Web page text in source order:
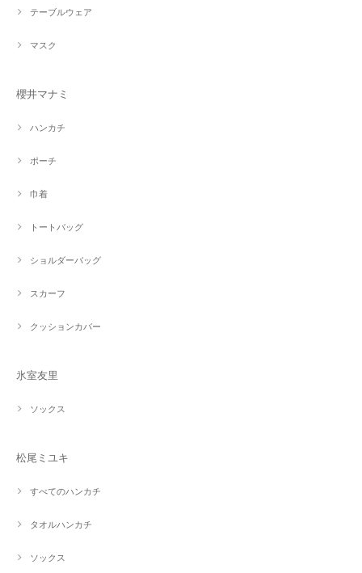
テーブルウェア
マスク
櫻井マナミ
ハンカチ
ポーチ
巾着
トートバッグ
ショルダーバッグ
スカーフ
クッションカバー
氷室友里
ソックス
松尾ミユキ
すべてのハンカチ
タオルハンカチ
ソックス